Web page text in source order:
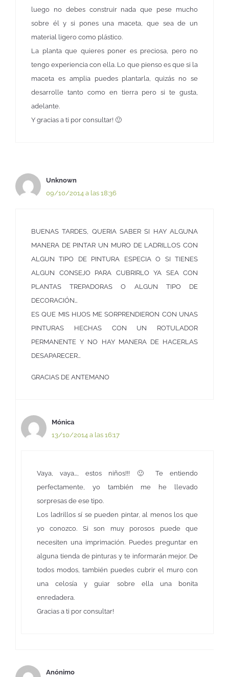
luego no debes construir nada que pese mucho
sobre él y si pones una maceta, que sea de un
material ligero como plástico.
La planta que quieres poner es preciosa, pero no
tengo experiencia con ella. Lo que pienso es que si la
maceta es amplia puedes plantarla, quizás no se
desarrolle tanto como en tierra pero si te gusta,
adelante.
Y gracias a ti por consultar! 🙂
Unknown
09/10/2014 a las 18:36
BUENAS TARDES, QUERIA SABER SI HAY ALGUNA
MANERA DE PINTAR UN MURO DE LADRILLOS CON
ALGUN TIPO DE PINTURA ESPECIA O SI TIENES
ALGUN CONSEJO PARA CUBRIRLO YA SEA CON
PLANTAS TREPADORAS O ALGUN TIPO DE
DECORACIÓN…
ES QUE MIS HIJOS ME SORPRENDIERON CON UNAS
PINTURAS HECHAS CON UN ROTULADOR
PERMANENTE Y NO HAY MANERA DE HACERLAS
DESAPARECER…
GRACIAS DE ANTEMANO
Mónica
13/10/2014 a las 16:17
Vaya, vaya…, estos niños!!! 🙂 Te entiendo
perfectamente, yo también me he llevado
sorpresas de ese tipo.
Los ladrillos sí se pueden pintar, al menos los que
yo conozco. Si son muy porosos puede que
necesiten una imprimación. Puedes preguntar en
alguna tienda de pinturas y te informarán mejor. De
todos modos, también puedes cubrir el muro con
una celosía y guiar sobre ella una bonita
enredadera.
Gracias a ti por consultar!
Anónimo